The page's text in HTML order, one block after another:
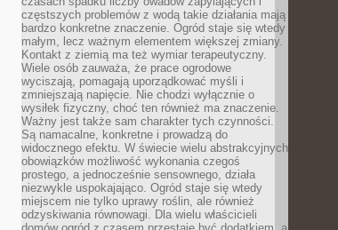
częstszych problemów z wodą takie działania mają
bardzo konkretne znaczenie. Ogród staje się wtedy
małym, lecz ważnym elementem większej zmiany.
Kontakt z ziemią ma też wymiar terapeutyczny.
Wiele osób zauważa, że prace ogrodowe
wyciszają, pomagają uporządkować myśli i
zmniejszają napięcie. Nie chodzi wyłącznie o
wysiłek fizyczny, choć ten również ma znaczenie.
Ważny jest także sam charakter tych czynności.
Są namacalne, konkretne i prowadzą do
widocznego efektu. W świecie wielu abstrakcyjnych
obowiązków możliwość wykonania czegoś
prostego, a jednocześnie sensownego, działa
niezwykle uspokajająco. Ogród staje się wtedy
miejscem nie tylko uprawy roślin, ale również
odzyskiwania równowagi. Dla wielu właścicieli